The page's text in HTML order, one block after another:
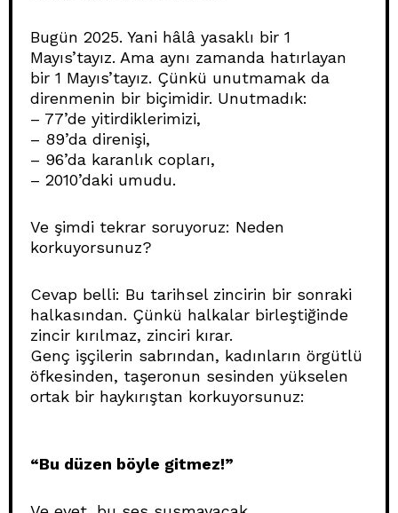
Bugün 2025. Yani hâlâ yasaklı bir 1
Mayıs’tayız. Ama aynı zamanda hatırlayan
bir 1 Mayıs’tayız. Çünkü unutmamak da
direnmenin bir biçimidir. Unutmadık:
– 77’de yitirdiklerimizi,
– 89’da direnişi,
– 96’da karanlık copları,
– 2010’daki umudu.
Ve şimdi tekrar soruyoruz: Neden
korkuyorsunuz?
Cevap belli: Bu tarihsel zincirin bir sonraki
halkasından. Çünkü halkalar birleştiğinde
zincir kırılmaz, zinciri kırar.
Genç işçilerin sabrından, kadınların örgütlü
öfkesinden, taşeronun sesinden yükselen
ortak bir haykırıştan korkuyorsunuz:
“Bu düzen böyle gitmez!”